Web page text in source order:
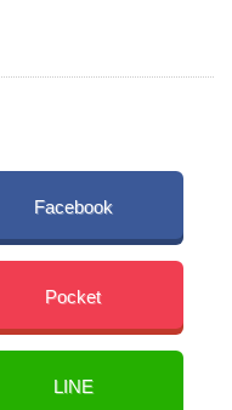
Facebook
Pocket
LINE